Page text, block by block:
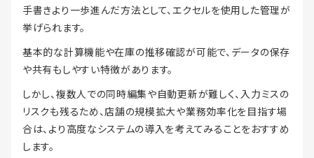
手書きより一歩進んだ方法として、エクセルを使用した管理が
挙げられます。
基本的な計算機能や在庫の推移確認が可能で、データの保存
や共有もしやすい特徴があります。
しかし、複数人での同時編集や自動更新が難しく、入力ミスの
リスクも残るため、店舗の規模拡大や業務効率化を目指す場
合は、より高度なシステムの導入を考えてみることをおすすめ
します。